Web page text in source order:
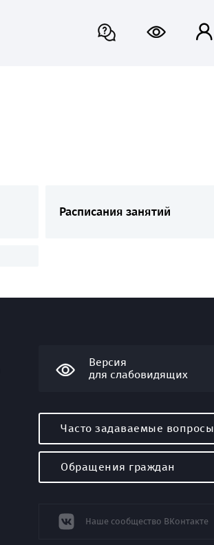
Расписания занятий
Версия
для слабовидящих
Часто задаваемые вопросы
Обращения граждан
Наше сообщество ВКонтакте